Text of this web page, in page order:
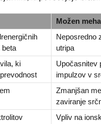
Možen
beta
Neposredno
utripa
ki
Upočasnitev
impulzov v
Zmanjšan
zaviranje
Vpliv na